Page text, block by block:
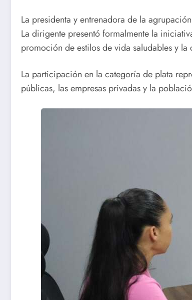
La presidenta y entrenadora de la
La dirigente presentó formalmente la
promoción de estilos de vida saludables y
La participación en la categoría de plata
públicas, las empresas privadas y la